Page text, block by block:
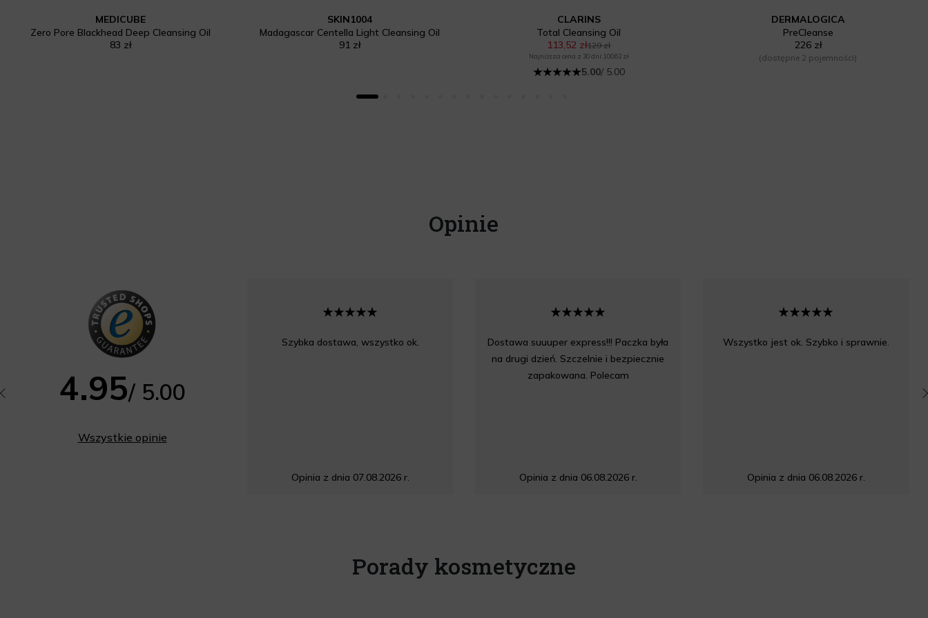
MEDICUBE
Zero Pore Blackhead Deep Cleansing Oil
83 zł
SKIN1004
Madagascar Centella Light Cleansing Oil
91 zł
CLARINS
Total Cleansing Oil
113,52 zł129 zł
Najniższa cena z 30 dni: 100,62 zł
5.00/ 5.00
DERMALOGICA
PreCleanse
226 zł
(dostępne 2 pojemności)
Opinie
4.95/ 5.00
Wszystkie opinie
Szybka dostawa, wszystko ok.
Opinia z dnia 07.08.2026 r.
Dostawa suuuper express!!! Paczka była
na drugi dzień. Szczelnie i bezpiecznie
zapakowana. Polecam
Opinia z dnia 06.08.2026 r.
Wszystko jest ok. Szybko i sprawnie.
Opinia z dnia 06.08.2026 r.
Porady kosmetyczne